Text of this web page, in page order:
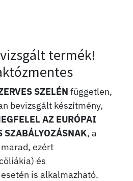
termék!
SZELÉN független,
bevizsgált készítmény,
AZ EURÓPAI
SZABÁLYOZÁSNAK, a
ezért
és
is alkalmazható.